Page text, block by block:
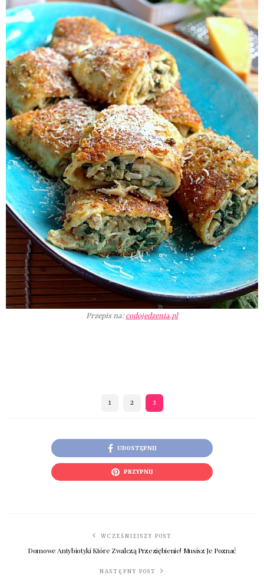
Przepis na: codojedzenia.pl
1 2 3
UDOSTĘPNIJ
PRZYPNIJ
WCZEŚNIEJSZY POST
Domowe Antybiotyki Które Zwalczą Przeziębienie! Musisz Je Poznać
NASTĘPNY POST